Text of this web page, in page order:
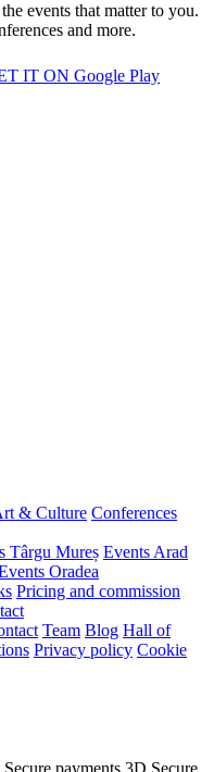
events that matter to you.
and more.
IT ON Google Play
& Culture Conferences
Târgu Mureș Events Arad
Oradea
Pricing and commission
Team Blog Hall of
Privacy policy Cookie